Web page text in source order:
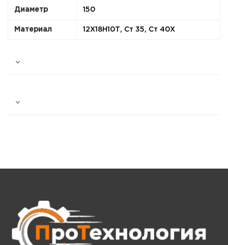
Диаметр 150
Материал 12Х18Н10Т, Ст 35, Ст 40Х